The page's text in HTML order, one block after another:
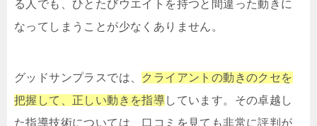
る人でも、ひとたびウエイトを持つと間違った動きに
なってしまうことが少なくありません。
グッドサンプラスでは、 クライアントの動きのクセを
把握して、正しい動きを指導しています。その卓越し
た指導技術については、口コミを見ても非常に評判が